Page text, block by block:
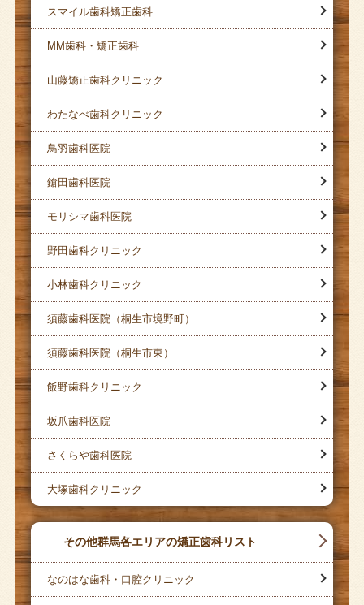
スマイル歯科矯正歯科
MM歯科・矯正歯科
山藤矯正歯科クリニック
わたなべ歯科クリニック
鳥羽歯科医院
鎗田歯科医院
モリシマ歯科医院
野田歯科クリニック
小林歯科クリニック
須藤歯科医院（桐生市境野町）
須藤歯科医院（桐生市東）
飯野歯科クリニック
坂爪歯科医院
さくらや歯科医院
大塚歯科クリニック
その他群馬各エリアの矯正歯科リスト
なのはな歯科・口腔クリニック